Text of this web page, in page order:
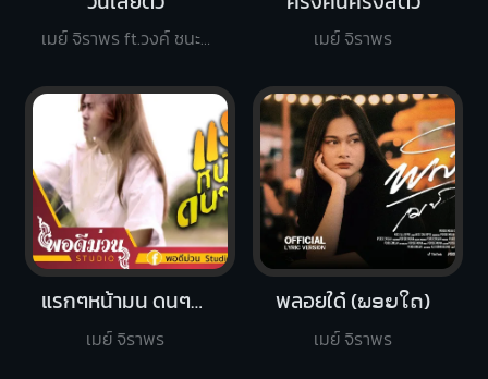
เมย์ จิราพร ft.วงค์ ชนะกันต์ เมย์ จิราพร
แรกๆหน้ามน ดนๆหน้าหมา
เมย์ จิราพร
พลอยใด๋ (ພອຍໃດ)
เมย์ จิราพร